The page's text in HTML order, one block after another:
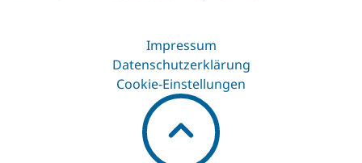
Impressum
Datenschutzerklärung
Cookie-Einstellungen